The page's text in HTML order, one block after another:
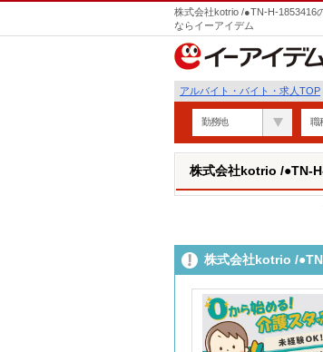
株式会社kotrio /●TN-H-1853416
ならイーアイデム
アルバイト・バイト・求人TOP
勤務地 職
株式会社kotrio /●TN-
株式会社kotrio /